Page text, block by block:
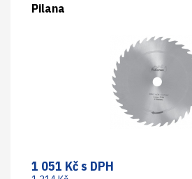
Pilana
1 051 Kč s DPH